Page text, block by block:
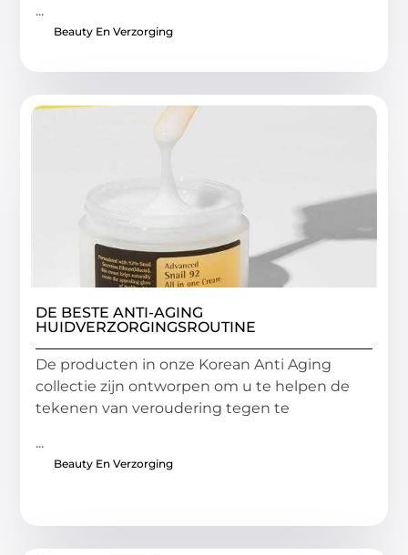
...
Beauty En Verzorging
DE BESTE ANTI-AGING
HUIDVERZORGINGSROUTINE
De producten in onze Korean Anti Aging
collectie zijn ontworpen om u te helpen de
tekenen van veroudering tegen te
...
Beauty En Verzorging